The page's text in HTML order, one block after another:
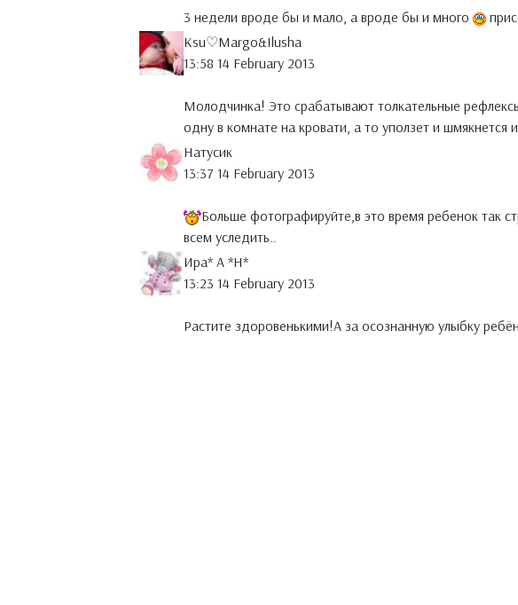
3 недели вроде бы и мало, а вроде бы и много
Ksu♡Margo&Ilusha
13:58 14 February 2013
Молодчинка! Это срабатывают толкательные
одну в комнате на кровати, а то уползет и шмякнется
Натусик
13:37 14 February 2013
Больше фотографируйте,в это время ребенок так
всем уследить..
Ира* А *Н*
13:23 14 February 2013
Растите здоровенькими!А за осознанную улыбку